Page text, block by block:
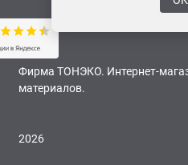
Фирма ТОНЭКО. Интернет-
материалов.
2026